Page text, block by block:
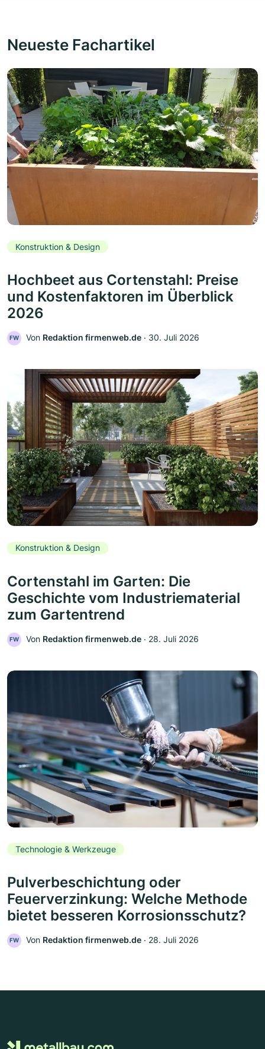
Neueste Fachartikel
Konstruktion & Design
Hochbeet aus Cortenstahl: Preise
und Kostenfaktoren im Überblick
2026
FW Von Redaktion firmenweb.de ‧ 30. Juli 2026
Konstruktion & Design
Cortenstahl im Garten: Die
Geschichte vom Industriematerial
zum Gartentrend
FW Von Redaktion firmenweb.de ‧ 28. Juli 2026
Technologie & Werkzeuge
Pulverbeschichtung oder
Feuerverzinkung: Welche Methode
bietet besseren Korrosionsschutz?
FW Von Redaktion firmenweb.de ‧ 28. Juli 2026